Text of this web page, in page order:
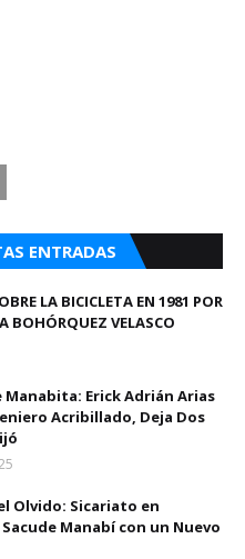
ENTRADAS
LA BICICLETA EN 1981 POR
BOHÓRQUEZ VELASCO
Manabita: Erick Adrián Arias
Acribillado, Deja Dos
Olvido: Sicariato en
Manabí con un Nuevo